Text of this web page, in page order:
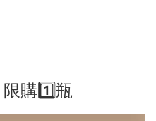
購1️⃣瓶